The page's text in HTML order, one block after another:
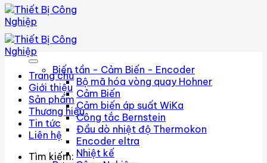
Trang chủ
Giới thiệu
Sản phẩm
Thương hiệu
Tin tức
Liên hệ
Tìm kiếm:
Biến tần - Cảm Biến - Encoder
Bộ mã hóa vòng quay Hohner
Cảm Biến
Cảm biến áp suất WiKa
Công tắc Bernstein
Đầu dò nhiệt độ Thermokon
Encoder eltra
Nhiệt kế